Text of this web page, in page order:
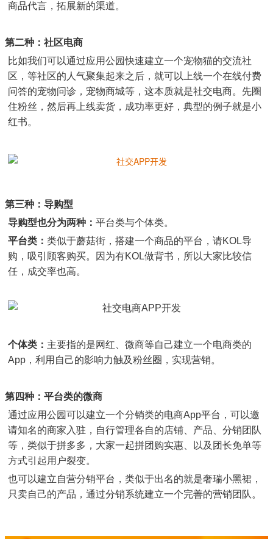
商品代言，拓展新的渠道。
第二种：社区电商
比如我们可以通过应用公园快速建立一个宠物猫的交流社
区，等社区的人气聚集起来之后，就可以上线一个在线付费
问答的宠物问诊，宠物商城等，这本质就是社交电商。先圈
住粉丝，然后再上线卖货，成功率更好，典型的例子就是小
红书。
第三种：导购型
导购型也分为两种： 平台类与个体类。
平台类： 类似于蘑菇街，搭建一个商品的平台，请KOL导
购，吸引顾客购买。因为有KOL做背书，所以大家比较信
任，成交率也高。
个体类： 主要指的是网红、微商等自己建立一个电商类的
App，利用自己的影响力触及粉丝圈，实现营销。
第四种：平台类的微商
通过应用公园可以建立一个分销类的电商App平台，可以邀
请知名的商家入驻，自行管理各自的店铺、产品、分销团队
等，类似于拼多多，大家一起拼团购实惠、以及团长免单等
方式引起用户裂变。
也可以建立自营分销平台，类似于出名的就是奢瑞小黑裙，
只卖自己的产品，通过分销系统建立一个完善的营销团队。